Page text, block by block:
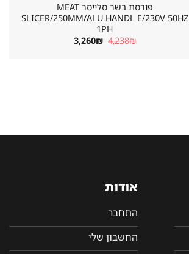
פורסת בשר סלייסר MEAT
SLICER/250MM/ALU.HANDL E/230V 50HZ
1PH
4,238₪ המחיר
המקורי
3,260₪ המחיר
אודות
התחבר
החשבון שלי